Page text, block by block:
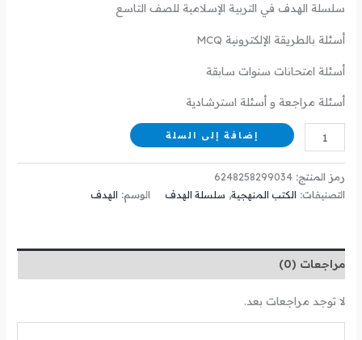
سلسلة الهدف في التربية الإسلامية للصف التاسع
أسئلة بالطريقة الإلكترونية MCQ
أسئلة امتحانات سنوات سابقة
أسئلة مراجعة و أسئلة استرشادية
إضافة إلى السلة
رمز المنتج:6248258299034
التصنيفات: الكتب المنهجية, سلسلة الهدف الوسم: الهدف
مراجعات (0)
لا توجد مراجعات بعد.